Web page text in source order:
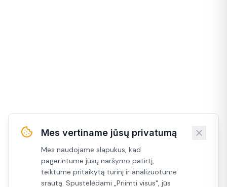
Mes vertiname jūsų privatumą
Mes naudojame slapukus, kad
pagerintume jūsų naršymo patirtį,
teiktume pritaikytą turinį ir analizuotume
srautą. Spustelėdami „Priimti visus", jūs